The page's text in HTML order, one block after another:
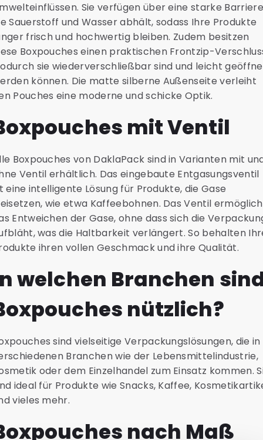
Sie verfügen über eine starke
Sauerstoff und Wasser abhält, sodass Ihre Produkte
frisch und hochwertig bleiben. Zudem besitzen
Boxpouches einen praktischen Frontzip-
sie wiederverschließbar sind und leicht
können. Die matte silberne Außenseite verleiht
Pouches eine moderne und schicke Optik.
mit Ventil
Boxpouches von DaklaPack sind in Varianten mit
Ventil erhältlich. Das eingebaute Entgasungsventil
eine intelligente Lösung für Produkte, die Gase
wie etwa Kaffeebohnen. Das Ventil
Entweichen der Gase, ohne dass sich die
was die Haltbarkeit verlängert. So behalten
ihren vollen Geschmack und ihre Qualität.
welchen Branchen
nützlich?
sind vielseitige Verpackungslösungen, die in
Branchen wie der Lebensmittelindustrie,
oder dem Einzelhandel zum Einsatz kommen.
ideal für Produkte wie Snacks, Kaffee,
vieles mehr.
nach Maß